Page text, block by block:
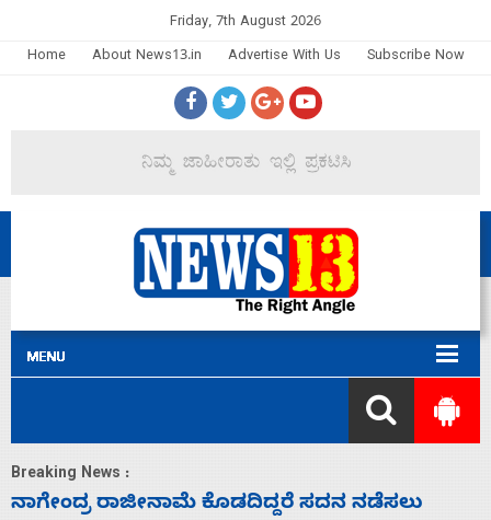
Friday, 7th August 2026
Home
About News13.in Advertise With Us Subscribe Now
Breaking News :
ಸಚಿವ ಸಂಪುಟ ವಿಸ್ತರಣೆ ಮಾಡಿದ್ದು ಹಣಬಲ ಮತ್ತು